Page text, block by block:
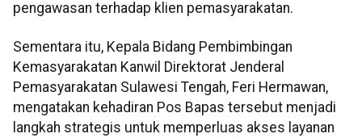
pengawasan terhadap klien pemasyarakatan.
Sementara itu, Kepala Bidang Pembimbingan
Kemasyarakatan Kanwil Direktorat Jenderal
Pemasyarakatan Sulawesi Tengah, Feri Hermawan,
mengatakan kehadiran Pos Bapas tersebut menjadi
langkah strategis untuk memperluas akses layanan